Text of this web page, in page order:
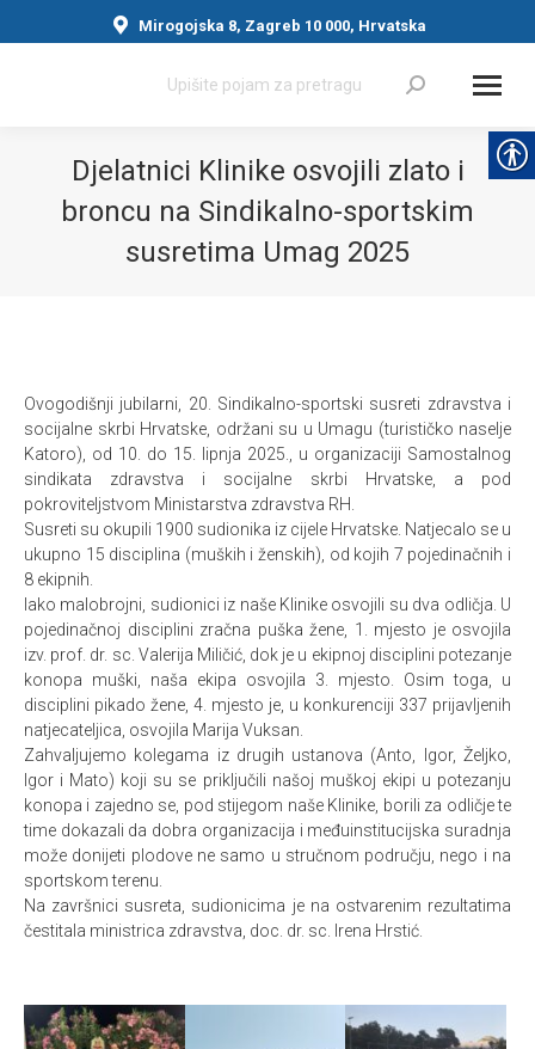
Mirogojska 8, Zagreb 10 000, Hrvatska
Search:
Djelatnici Klinike osvojili zlato i
broncu na Sindikalno-sportskim
susretima Umag 2025
Ovogodišnji jubilarni, 20. Sindikalno-sportski susreti zdravstva i
socijalne skrbi Hrvatske, održani su u Umagu (turističko naselje
Katoro), od 10. do 15. lipnja 2025., u organizaciji Samostalnog
sindikata zdravstva i socijalne skrbi Hrvatske, a pod
pokroviteljstvom Ministarstva zdravstva RH.
Susreti su okupili 1900 sudionika iz cijele Hrvatske. Natjecalo se u
ukupno 15 disciplina (muških i ženskih), od kojih 7 pojedinačnih i
8 ekipnih.
Iako malobrojni, sudionici iz naše Klinike osvojili su dva odličja. U
pojedinačnoj disciplini zračna puška žene, 1. mjesto je osvojila
izv. prof. dr. sc. Valerija Miličić, dok je u ekipnoj disciplini potezanje
konopa muški, naša ekipa osvojila 3. mjesto. Osim toga, u
disciplini pikado žene, 4. mjesto je, u konkurenciji 337 prijavljenih
natjecateljica, osvojila Marija Vuksan.
Zahvaljujemo kolegama iz drugih ustanova (Anto, Igor, Željko,
Igor i Mato) koji su se priključili našoj muškoj ekipi u potezanju
konopa i zajedno se, pod stijegom naše Klinike, borili za odličje te
time dokazali da dobra organizacija i međuinstitucijska suradnja
može donijeti plodove ne samo u stručnom području, nego i na
sportskom terenu.
Na završnici susreta, sudionicima je na ostvarenim rezultatima
čestitala ministrica zdravstva, doc. dr. sc. Irena Hrstić.